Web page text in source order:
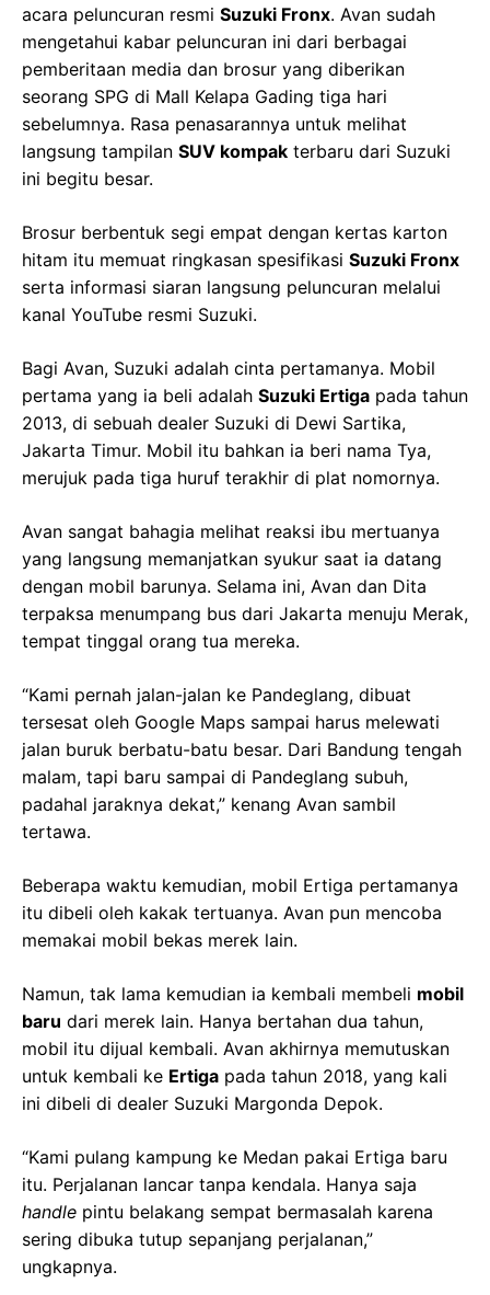
acara peluncuran resmi Suzuki Fronx. Avan sudah
mengetahui kabar peluncuran ini dari berbagai
pemberitaan media dan brosur yang diberikan
seorang SPG di Mall Kelapa Gading tiga hari
sebelumnya. Rasa penasarannya untuk melihat
langsung tampilan SUV kompak terbaru dari Suzuki
ini begitu besar.
Brosur berbentuk segi empat dengan kertas karton
hitam itu memuat ringkasan spesifikasi Suzuki Fronx
serta informasi siaran langsung peluncuran melalui
kanal YouTube resmi Suzuki.
Bagi Avan, Suzuki adalah cinta pertamanya. Mobil
pertama yang ia beli adalah Suzuki Ertiga pada tahun
2013, di sebuah dealer Suzuki di Dewi Sartika,
Jakarta Timur. Mobil itu bahkan ia beri nama Tya,
merujuk pada tiga huruf terakhir di plat nomornya.
Avan sangat bahagia melihat reaksi ibu mertuanya
yang langsung memanjatkan syukur saat ia datang
dengan mobil barunya. Selama ini, Avan dan Dita
terpaksa menumpang bus dari Jakarta menuju Merak,
tempat tinggal orang tua mereka.
“Kami pernah jalan-jalan ke Pandeglang, dibuat
tersesat oleh Google Maps sampai harus melewati
jalan buruk berbatu-batu besar. Dari Bandung tengah
malam, tapi baru sampai di Pandeglang subuh,
padahal jaraknya dekat,” kenang Avan sambil
tertawa.
Beberapa waktu kemudian, mobil Ertiga pertamanya
itu dibeli oleh kakak tertuanya. Avan pun mencoba
memakai mobil bekas merek lain.
Namun, tak lama kemudian ia kembali membeli mobil
baru dari merek lain. Hanya bertahan dua tahun,
mobil itu dijual kembali. Avan akhirnya memutuskan
untuk kembali ke Ertiga pada tahun 2018, yang kali
ini dibeli di dealer Suzuki Margonda Depok.
“Kami pulang kampung ke Medan pakai Ertiga baru
itu. Perjalanan lancar tanpa kendala. Hanya saja
handle pintu belakang sempat bermasalah karena
sering dibuka tutup sepanjang perjalanan,”
ungkapnya.